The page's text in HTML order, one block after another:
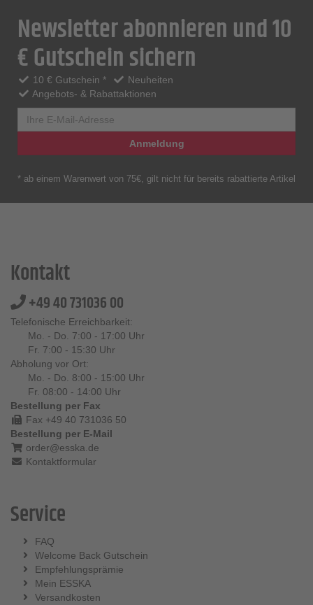
Newsletter abonnieren und 10
€ Gutschein sichern
10 € Gutschein *
Neuheiten
Angebots- & Rabattaktionen
Anmeldung
* ab einem Warenwert von 75€, gilt nicht für bereits rabattierte Artikel
Kontakt
+49 40 731036 00
Telefonische Erreichbarkeit:
Mo. - Do. 7:00 - 17:00 Uhr
Fr. 7:00 - 15:30 Uhr
Abholung vor Ort:
Mo. - Do. 8:00 - 15:00 Uhr
Fr. 08:00 - 14:00 Uhr
Bestellung per Fax
Fax +49 40 731036 50
Bestellung per E-Mail
order@esska.de
Kontaktformular
Service
FAQ
Welcome Back Gutschein
Empfehlungsprämie
Mein ESSKA
Versandkosten